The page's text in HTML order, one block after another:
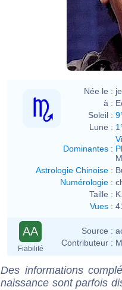
Née le :
à :
Soleil :
Lune :
Dominantes :
Astrologie Chinoise :
Numérologie :
Taille :
Vues :
AA
Fiabilité
Source :
Contributeur :
Des informations
naissance sont parfois